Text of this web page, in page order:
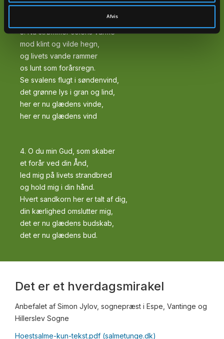
Afvis
3. Nu strømmer solens varme
mod klint og vilde hegn,
og livets vande rammer
os lunt som forårsregn.
Se svalens flugt i søndenvind,
det grønne lys i gran og lind,
her er nu glædens vinde,
her er nu glædens vind
4. O du min Gud, som skaber
et forår ved din Ånd,
led mig på livets strandbred
og hold mig i din hånd.
Hvert sandkorn her er talt af dig,
din kærlighed omslutter mig,
det er nu glædens budskab,
det er nu glædens bud.
Det er et hverdagsmirakel
Anbefalet af Simon Jylov, sognepræst i Espe, Vantinge og
Hillerslev Sogne
Hoestsalme-kun-tekst.pdf (salmetunge.dk)